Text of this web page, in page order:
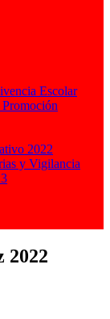
Escolar
2022
y Vigilancia
2022